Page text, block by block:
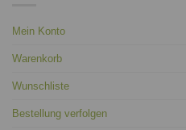
Mein Konto
Warenkorb
Wunschliste
Bestellung verfolgen